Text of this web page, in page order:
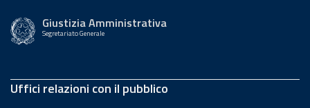
Giustizia Amministrativa
Segretariato Generale
Uffici relazioni con il pubblico